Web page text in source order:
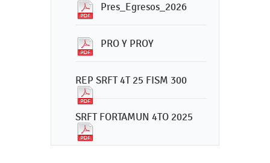
Pres_Egresos_2026
PRO Y PROY
REP SRFT 4T 25 FISM 300
SRFT FORTAMUN 4TO 2025